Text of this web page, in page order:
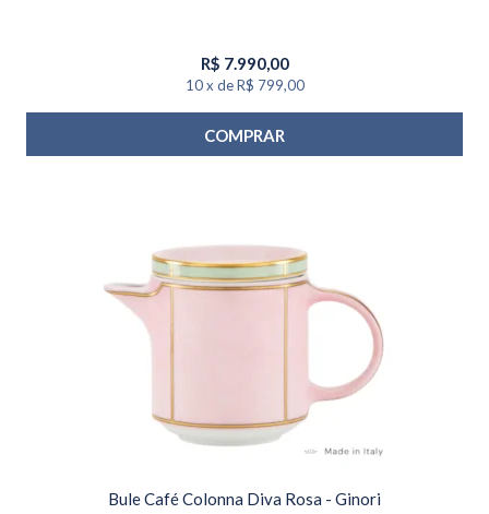
R$ 7.990,00
10 x de R$ 799,00
COMPRAR
Bule Café Colonna Diva Rosa - Ginori